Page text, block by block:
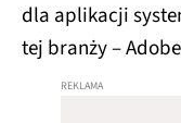
dla aplikacji
tej branży –